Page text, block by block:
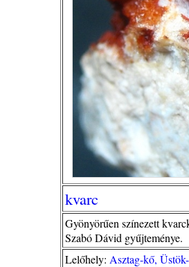
kvarc
Gyönyörűen színezett
Szabó Dávid gyűjteménye.
Lelőhely: Asztag-kő,